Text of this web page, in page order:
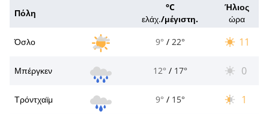
Πόλη
°C
ελάχ./μέγιστη.
Ήλιος
ώρα
Όσλο
9° / 22° 11
Μπέργκεν 12° / 17° 0
Τρόντχαϊμ 9° / 15° 1